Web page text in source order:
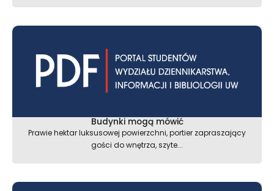
Budynki mogą mówić
Prawie hektar luksusowej powierzchni, portier zapraszający
gości do wnętrza, szyte...